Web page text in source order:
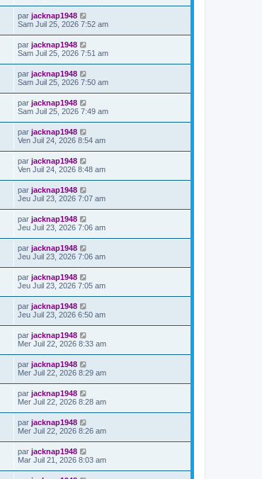
par jacknap1948
Sam Juil 25, 2026 7:52 am
par jacknap1948
Sam Juil 25, 2026 7:51 am
par jacknap1948
Sam Juil 25, 2026 7:50 am
par jacknap1948
Sam Juil 25, 2026 7:49 am
par jacknap1948
Ven Juil 24, 2026 8:54 am
par jacknap1948
Ven Juil 24, 2026 8:48 am
par jacknap1948
Jeu Juil 23, 2026 7:07 am
par jacknap1948
Jeu Juil 23, 2026 7:06 am
par jacknap1948
Jeu Juil 23, 2026 7:06 am
par jacknap1948
Jeu Juil 23, 2026 7:05 am
par jacknap1948
Jeu Juil 23, 2026 6:50 am
par jacknap1948
Mer Juil 22, 2026 8:33 am
par jacknap1948
Mer Juil 22, 2026 8:29 am
par jacknap1948
Mer Juil 22, 2026 8:28 am
par jacknap1948
Mer Juil 22, 2026 8:26 am
par jacknap1948
Mar Juil 21, 2026 8:03 am